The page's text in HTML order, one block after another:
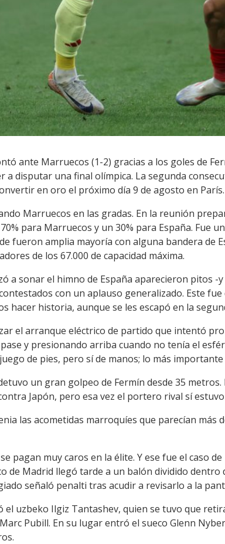
ante Marruecos (1-2) gracias a los goles de
a disputar una final olímpica. La segunda
en oro el próximo día 9 de agosto en París.
Marruecos en las gradas. En la reunión
para Marruecos y un 30% para España. Fue
fueron amplia mayoría con alguna bandera de
de los 67.000 de capacidad máxima.
a sonar el himno de España aparecieron pitos
con un aplauso generalizado. Este
hacer historia, aunque se les escapó en la
el arranque eléctrico de partido que intentó
y presionando arriba cuando no tenía el
de pies, pero sí de manos; lo más
un gran golpeo de Fermín desde 35
Japón, pero esa vez el portero rival sí
las acometidas marroquíes que parecían
pagan muy caros en la élite. Y ese fue el caso
de Madrid llegó tarde a un balón dividido dentro
señaló penalti tras acudir a revisarlo a la
el uzbeko Ilgiz Tantashev, quien se tuvo que
Pubill. En su lugar entró el sueco Glenn